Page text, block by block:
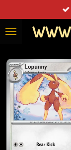
direct
naar